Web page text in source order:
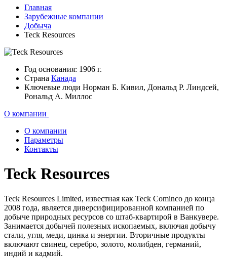
Главная
Зарубежные компании
Добыча
Teck Resources
Год основания: 1906 г.
Страна Канада
Ключевые люди Норман Б. Кивил, Дональд Р. Линдсей,
Рональд А. Миллос
О компании
О компании
Параметры
Контакты
Teck Resources
Teck Resources Limited, известная как Teck Cominco до конца
2008 года, является диверсифицированной компанией по
добыче природных ресурсов со штаб-квартирой в Ванкувере.
Занимается добычей полезных ископаемых, включая добычу
стали, угля, меди, цинка и энергии. Вторичные продукты
включают свинец, серебро, золото, молибден, германий,
индий и кадмий.